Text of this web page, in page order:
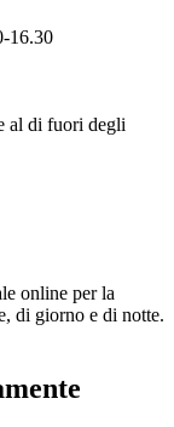
16.30
al di fuori degli
online per la
di giorno e di notte.